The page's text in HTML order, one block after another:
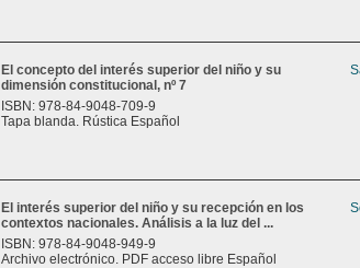
El concepto del interés superior del niño y su
dimensión constitucional, nº 7
ISBN: 978-84-9048-709-9
Tapa blanda. Rústica Español
El interés superior del niño y su recepción en los
contextos nacionales. Análisis a la luz del ...
ISBN: 978-84-9048-949-9
Archivo electrónico. PDF acceso libre Español